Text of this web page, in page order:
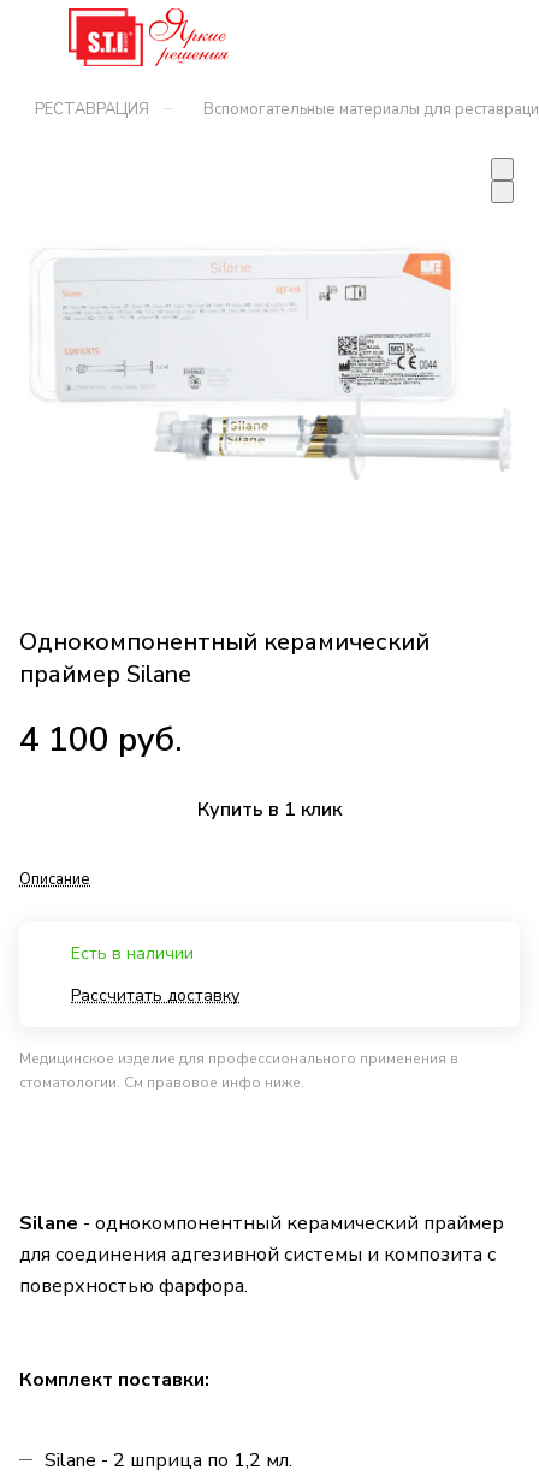
РЕСТАВРАЦИЯ – Вспомогательные материалы для
Однокомпонентный керамический
праймер Silane
4 100 руб.
Купить в 1 клик
Описание
Есть в наличии
Рассчитать доставку
Медицинское изделие для профессионального применения в
стоматологии. См правовое инфо ниже.
Silane - однокомпонентный керамический праймер
для соединения адгезивной системы и композита с
поверхностью фарфора.
Комплект поставки:
Silane - 2 шприца по 1,2 мл.